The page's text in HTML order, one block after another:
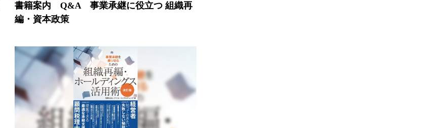
書籍案内 Q&A 事業承継に役立つ 組織再
編・資本政策